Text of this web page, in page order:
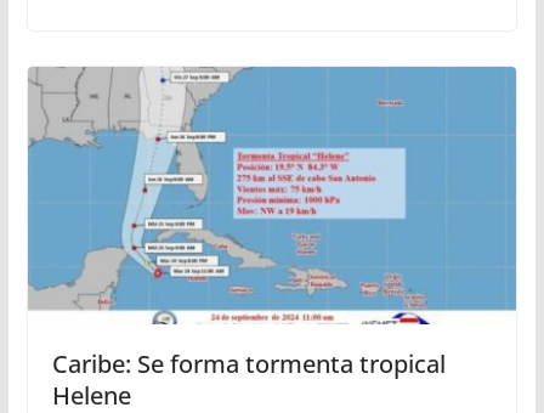
Caribe: Se forma tormenta tropical
Helene